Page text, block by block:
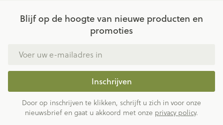
Blijf op de hoogte van nieuwe producten en
promoties
Inschrijven
Door op inschrijven te klikken, schrijft u zich in voor onze
nieuwsbrief en gaat u akkoord met onze privacy policy.